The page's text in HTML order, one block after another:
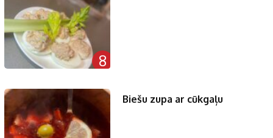
8
Biešu zupa ar cūkgaļu